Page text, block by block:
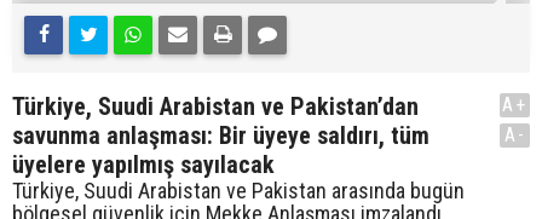
Türkiye, Suudi Arabistan ve Pakistan’dan
savunma anlaşması: Bir üyeye saldırı, tüm
üyelere yapılmış sayılacak
Türkiye, Suudi Arabistan ve Pakistan arasında bugün
bölgesel güvenlik için Mekke Anlaşması imzalandı.
A+
A-